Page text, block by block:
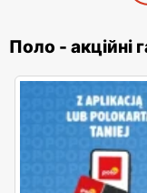
Поло - акційні